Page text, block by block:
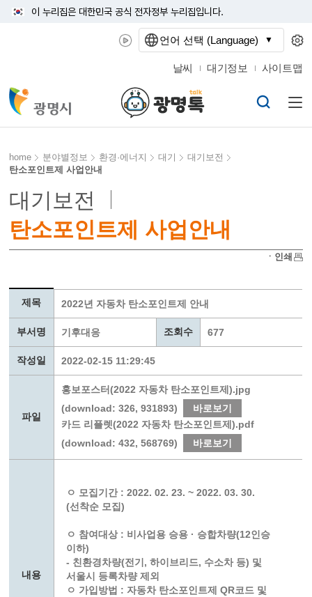
이 누리집은 대한민국 공식 전자정부 누리집입니다.
날씨 대기정보 사이트맵
home 분야별정보 환경·에너지 대기
대기보전
탄소포인트제 사업안내
대기보전
탄소포인트제 사업안내
ㆍ인쇄
제목 2022년 자동차 탄소포인트제 안내
부서명 기후대응 조회수 677
작성일 2022-02-15 11:29:45
파일
홍보포스터(2022 자동차 탄소포인트제).jpg
(download: 326, 931893)
바로보기
카드 리플렛(2022 자동차 탄소포인트제).pdf
(download: 432, 568769)
바로보기
내용
ㅇ 모집기간 : 2022. 02. 23. ~ 2022. 03. 30.
(선착순 모집)
ㅇ 참여대상 : 비사업용 승용 · 승합차량(12인승
이하)
- 친환경차량(전기, 하이브리드, 수소차 등) 및
서울시 등록차량 제외
ㅇ 가입방법 : 자동차 탄소포인트제 QR코드 및
언어 선택 (Language)